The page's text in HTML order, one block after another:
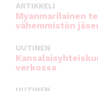
ARTIKKELI
Myanmarilainen
vähemmistön
UUTINEN
verkossa